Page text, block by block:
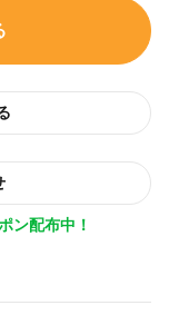
ン配布中！